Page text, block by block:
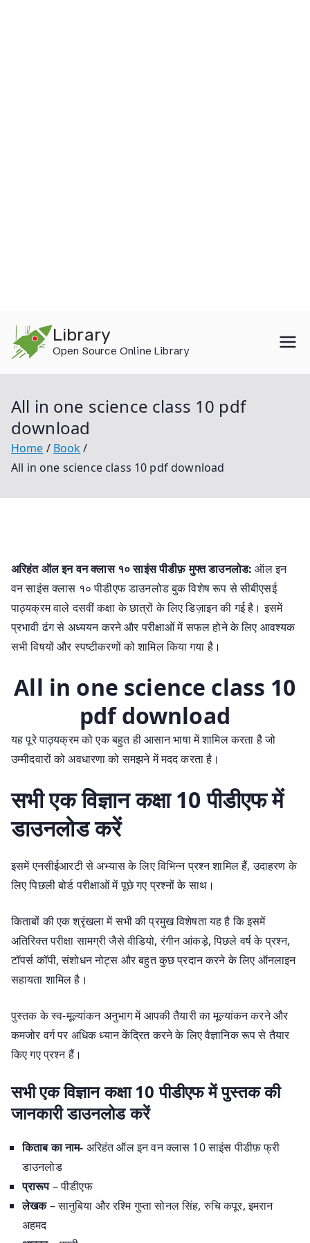
content
Library
Open Source Online Library
All in one science class 10 pdf
download
Home
Book
All in one science class 10 pdf download
अरिहंत ऑल इन वन क्लास १० साइंस पीडीफ़ मुफ्त डाउनलोड:ऑल इन
वन साइंस क्लास १० पीडीएफ डाउनलोड बुक विशेष रूप से सीबीएसई
पाठ्यक्रम वाले दसवीं कक्षा के छात्रों के लिए डिज़ाइन की गई है। इसमें
प्रभावी ढंग से अध्ययन करने और परीक्षाओं में सफल होने के लिए आवश्यक
सभी विषयों और स्पष्टीकरणों को शामिल किया गया है।
All in one science class 10
pdf download
यह पूरे पाठ्यक्रम को एक बहुत ही आसान भाषा में शामिल करता है जो
उम्मीदवारों को अवधारणा को समझने में मदद करता है।
सभी एक विज्ञान कक्षा 10 पीडीएफ में
डाउनलोड करें
इसमें एनसीईआरटी से अभ्यास के लिए विभिन्न प्रश्न शामिल हैं, उदाहरण के
लिए पिछली बोर्ड परीक्षाओं में पूछे गए प्रश्नों के साथ।
किताबों की एक श्रृंखला में सभी की प्रमुख विशेषता यह है कि इसमें
अतिरिक्त परीक्षा सामग्री जैसे वीडियो, रंगीन आंकड़े, पिछले वर्ष के प्रश्न,
टॉपर्स कॉपी, संशोधन नोट्स और बहुत कुछ प्रदान करने के लिए ऑनलाइन
सहायता शामिल है।
पुस्तक के स्व-मूल्यांकन अनुभाग में आपकी तैयारी का मूल्यांकन करने और
कमजोर वर्ग पर अधिक ध्यान केंद्रित करने के लिए वैज्ञानिक रूप से तैयार
किए गए प्रश्न हैं।
सभी एक विज्ञान कक्षा 10 पीडीएफ में पुस्तक की
जानकारी डाउनलोड करें
किताब का नाम- अरिहंत ऑल इन वन क्लास 10 साइंस पीडीफ़ फ्री
डाउनलोड
प्रारूप– पीडीएफ
लेखक– सानुबिया और रश्मि गुप्ता सोनल सिंह, रुचि कपूर, इमरान
अहमद